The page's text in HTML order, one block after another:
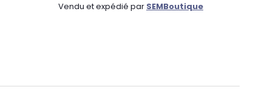
Vendu et expédié par SEMBoutique